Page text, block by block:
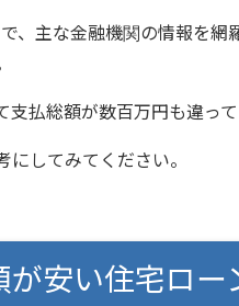
、主な金融機関の情報を網
払総額が数百万円も違って
してみてください。
が安い住宅ロ